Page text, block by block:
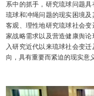
系中的抓手，研究琉球问题
琉球和冲绳问题的现实困境及
客观、理性地研究琉球社会
家战略需求以及营造健康舆
入研究近代以来琉球社会变
向，具有重要而紧迫的现实意